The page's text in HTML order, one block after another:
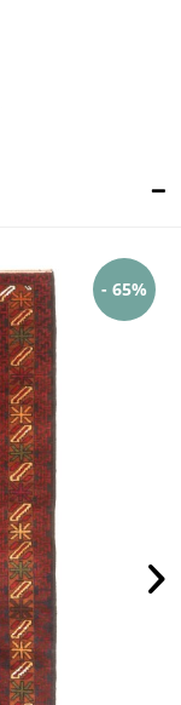
- 65%